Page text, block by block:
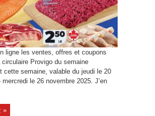
ligne les ventes, offres et coupons
circulaire Provigo du semaine
cette semaine, valable du jeudi le 20
mercredi le 26 novembre 2025. J’en
»